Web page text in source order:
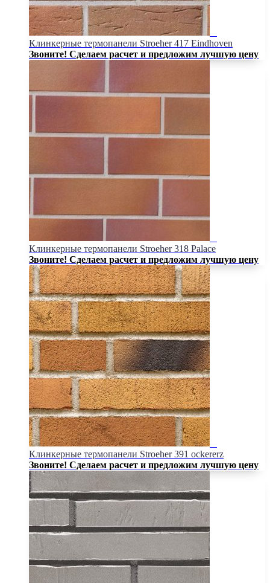
Клинкерные термопанели Stroeher 417 Eindhoven
Звоните! Сделаем расчет и предложим лучшую цену
Клинкерные термопанели Stroeher 318 Palace
Звоните! Сделаем расчет и предложим лучшую цену
Клинкерные термопанели Stroeher 391 ockererz
Звоните! Сделаем расчет и предложим лучшую цену